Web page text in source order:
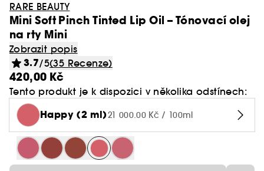
RARE BEAUTY
Mini Soft Pinch Tinted Lip Oil – Tónovací olej
na rty Mini
Zobrazit popis
3.7/5(35 Recenze)
420,00 Kč
Tento produkt je k dispozici v několika odstínech:
Happy (2 ml)21 000.00 Kč / 100ml